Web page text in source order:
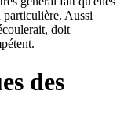
particulière. Aussi
doit
des